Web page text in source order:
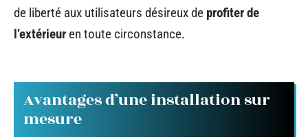
de liberté aux utilisateurs désireux de profiter de
l’extérieur en toute circonstance.
Avantages d’une installation sur
mesure